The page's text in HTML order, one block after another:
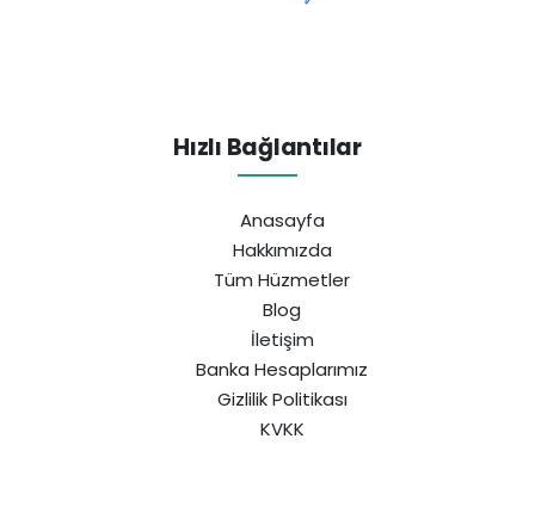
Hızlı Bağlantılar
Anasayfa
Hakkımızda
Tüm Hüzmetler
Blog
İletişim
Banka Hesaplarımız
Gizlilik Politikası
KVKK